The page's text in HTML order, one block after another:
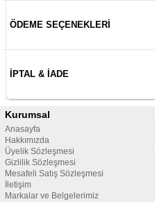
ÖDEME SEÇENEKLERI
İPTAL & İADE
Kurumsal
Anasayfa
Hakkımızda
Üyelik Sözleşmesi
Gizlilik Sözleşmesi
Mesafeli Satış Sözleşmesi
İletişim
Markalar ve Belgelerimiz